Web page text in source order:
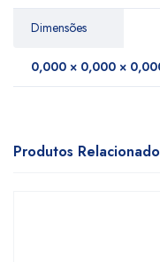
Dimensões
0,000 × 0,000 ×
Produtos